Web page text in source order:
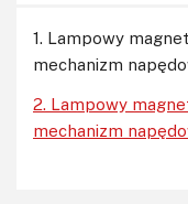
1. Lampowy
mechanizm
2. Lampowy
mechanizm